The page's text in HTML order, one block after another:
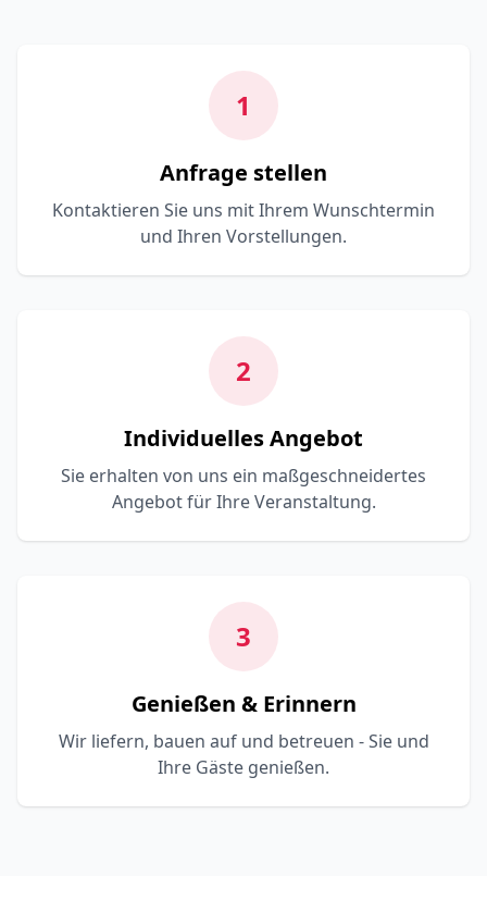
1
Anfrage stellen
Kontaktieren Sie uns mit Ihrem Wunschtermin
und Ihren Vorstellungen.
2
Individuelles Angebot
Sie erhalten von uns ein maßgeschneidertes
Angebot für Ihre Veranstaltung.
3
Genießen & Erinnern
Wir liefern, bauen auf und betreuen - Sie und
Ihre Gäste genießen.